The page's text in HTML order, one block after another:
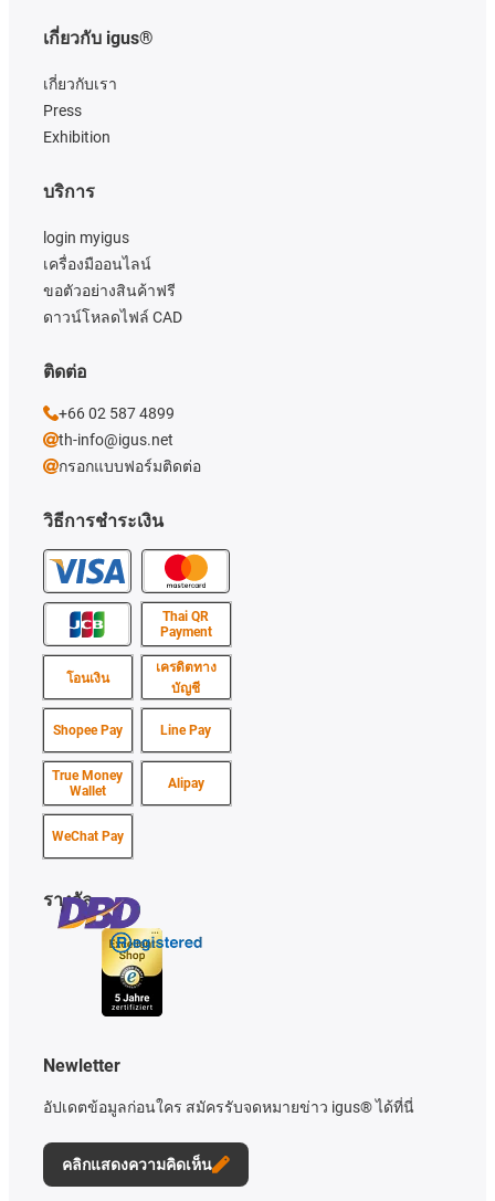
เกี่ยวกับ igus®
เกี่ยวกับเรา
Press
Exhibition
วิธีการชำระเงิน
Thai QR
Payment
โอนเงิน
เครดิตทาง
บัญชี
Shopee Pay Line Pay
True Money
Wallet
Alipay
WeChat Pay
บริการ
login myigus
เครื่องมืออนไลน์
ขอตัวอย่างสินค้าฟรี
ดาวน์โหลดไฟล์ CAD
รางวัล
Newletter
อัปเดตข้อมูลก่อนใคร สมัครรับจดหมายข่าว igus® ได้ที่นี่
คลิกแสดงความคิดเห็น
ติดต่อ
+66 02 587 4899
th-info@igus.net
กรอกแบบฟอร์มติดต่อ